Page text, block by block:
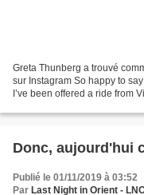
Greta Thunberg a trouvé
sur Instagram So happy to
I’ve been offered a ride from
Donc, aujourd'hui
Publié le 01/11/2019 à 03:52
Par Last Night in Orient -